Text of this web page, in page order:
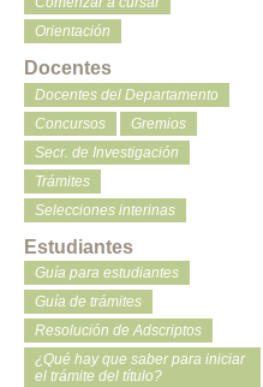
Orientación
Docentes
Docentes del Departamento
Concursos
Gremios
Secr. de Investigación
Trámites
Selecciones interinas
Estudiantes
Guía para estudiantes
Guía de trámites
Resolución de Adscriptos
¿Qué hay que saber para iniciar
el trámite del título?